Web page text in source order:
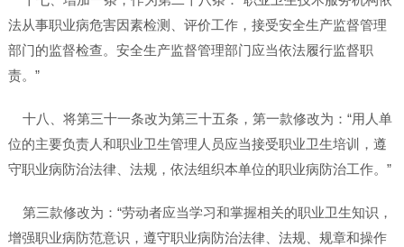
法从事职业病危害因素检测、评价工作，接受安全生产监督管理
部门的监督检查。安全生产监督管理部门应当依法履行监督职
责。”
十八、将第三十一条改为第三十五条，第一款修改为：“用人单
位的主要负责人和职业卫生管理人员应当接受职业卫生培训，遵
守职业病防治法律、法规，依法组织本单位的职业病防治工作。”
第三款修改为：“劳动者应当学习和掌握相关的职业卫生知识，
增强职业病防范意识，遵守职业病防治法律、法规、规章和操作